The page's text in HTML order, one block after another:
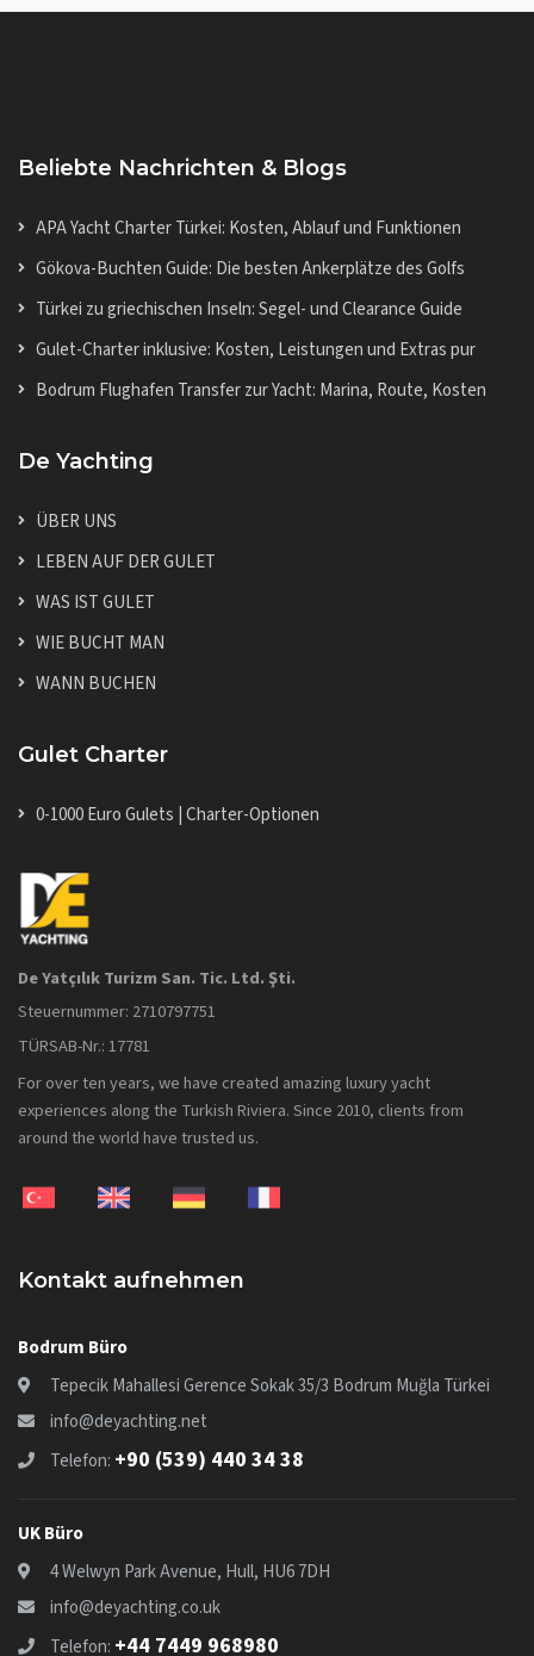
Beliebte Nachrichten & Blogs
APA Yacht Charter Türkei: Kosten, Ablauf und Funktionen
Gökova-Buchten Guide: Die besten Ankerplätze des Golfs
Türkei zu griechischen Inseln: Segel- und Clearance Guide
Gulet-Charter inklusive: Kosten, Leistungen und Extras pur
Bodrum Flughafen Transfer zur Yacht: Marina, Route, Kosten
De Yachting
ÜBER UNS
LEBEN AUF DER GULET
WAS IST GULET
WIE BUCHT MAN
WANN BUCHEN
Gulet Charter
0-1000 Euro Gulets | Charter-Optionen
De Yatçılık Turizm San. Tic. Ltd. Şti.
Steuernummer: 2710797751
TÜRSAB-Nr.: 17781
For over ten years, we have created amazing luxury yacht
experiences along the Turkish Riviera. Since 2010, clients from
around the world have trusted us.
Kontakt aufnehmen
Bodrum Büro
Tepecik Mahallesi Gerence Sokak 35/3 Bodrum Muğla Türkei
info@deyachting.net
Telefon: +90 (539) 440 34 38
UK Büro
4 Welwyn Park Avenue, Hull, HU6 7DH
info@deyachting.co.uk
Telefon: +44 7449 968980